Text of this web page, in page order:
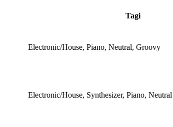
Tagi
Electronic/House, Piano, Neutral, Groovy
Electronic/House, Synthesizer, Piano, Neutral